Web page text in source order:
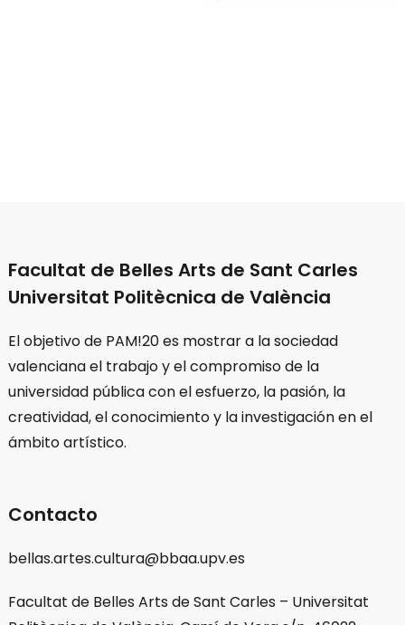
Facultat de Belles Arts de Sant Carles
Universitat Politècnica de València
El objetivo de PAM!20 es mostrar a la sociedad
valenciana el trabajo y el compromiso de la
universidad pública con el esfuerzo, la pasión, la
creatividad, el conocimiento y la investigación en el
ámbito artístico.
Contacto
bellas.artes.cultura@bbaa.upv.es
Facultat de Belles Arts de Sant Carles – Universitat